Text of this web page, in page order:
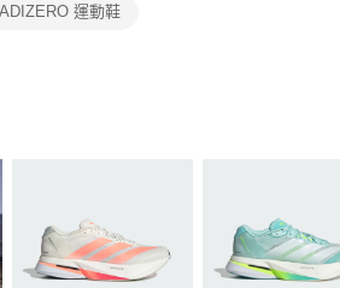
得法定代理人或監護人之同意方可使用
使用他人資訊註冊。若發現惡意使用之情形，
停止該用戶之使用額度並採取法律行動。
ADIZERO 運動鞋